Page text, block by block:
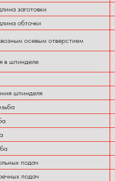
заготовки
обточки
осевым отверстием
в шпинделе
шпинделя
подач
подач